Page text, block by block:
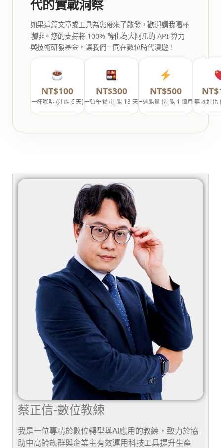
代的實戰洞察
如果這篇文章或工具為您帶來了啟發，歡迎請我喝杯
咖啡。您的支持將 100% 轉化為大阿爪的 API 算力
與技術研發基金，讓我們一同在數位時代漫遊！
NT$100
一杯咖啡 (注能 6 天)
NT$300
一頓午餐 (注能 18 天)
NT$500
一週能量 (注能 1 個月)無限進化
蔡正信-數位教練
我是一位專精於數位轉型與AI應用的教練，致力於協
助中高齡族群與企業主有效運用科技工具提升生產